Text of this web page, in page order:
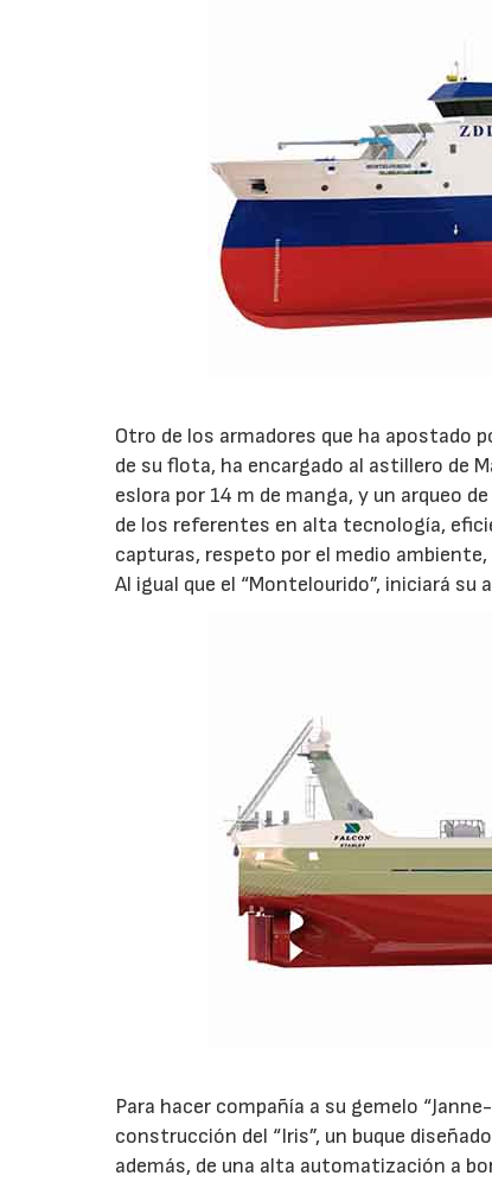
Otro de los armadores que ha apostado
de su flota, ha encargado al astillero de
eslora por 14 m de manga, y un arqueo
de los referentes en alta tecnología,
capturas, respeto por el medio
Al igual que el “Montelourido”, iniciará
Para hacer compañía a su gemelo
construcción del “Iris”, un buque
además, de una alta automatización a